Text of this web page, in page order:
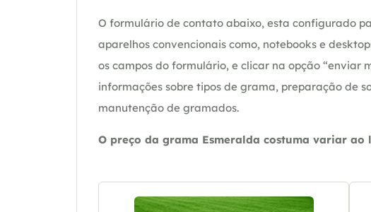
O formulário de contato abaixo, esta configurado
aparelhos convencionais como, notebooks e
os campos do formulário, e clicar na opção “enviar
informações sobre tipos de grama, preparação de
manutenção de gramados.
O preço da grama Esmeralda costuma variar